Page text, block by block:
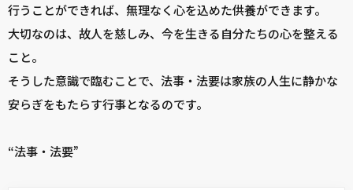
行うことができれば、無理なく心を込めた供養ができます。
大切なのは、故人を慈しみ、今を生きる自分たちの心を整える
こと。
そうした意識で臨むことで、法事・法要は家族の人生に静かな
安らぎをもたらす行事となるのです。
“法事・法要”